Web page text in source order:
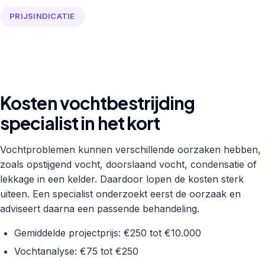
PRIJSINDICATIE
Kosten vochtbestrijding
specialist in het kort
Vochtproblemen kunnen verschillende oorzaken hebben,
zoals opstijgend vocht, doorslaand vocht, condensatie of
lekkage in een kelder. Daardoor lopen de kosten sterk
uiteen. Een specialist onderzoekt eerst de oorzaak en
adviseert daarna een passende behandeling.
Gemiddelde projectprijs: €250 tot €10.000
Vochtanalyse: €75 tot €250